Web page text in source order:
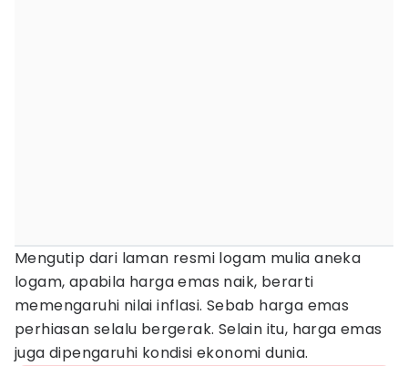
Mengutip dari laman resmi logam mulia aneka
logam, apabila harga emas naik, berarti
memengaruhi nilai inflasi. Sebab harga emas
perhiasan selalu bergerak. Selain itu, harga emas
juga dipengaruhi kondisi ekonomi dunia.